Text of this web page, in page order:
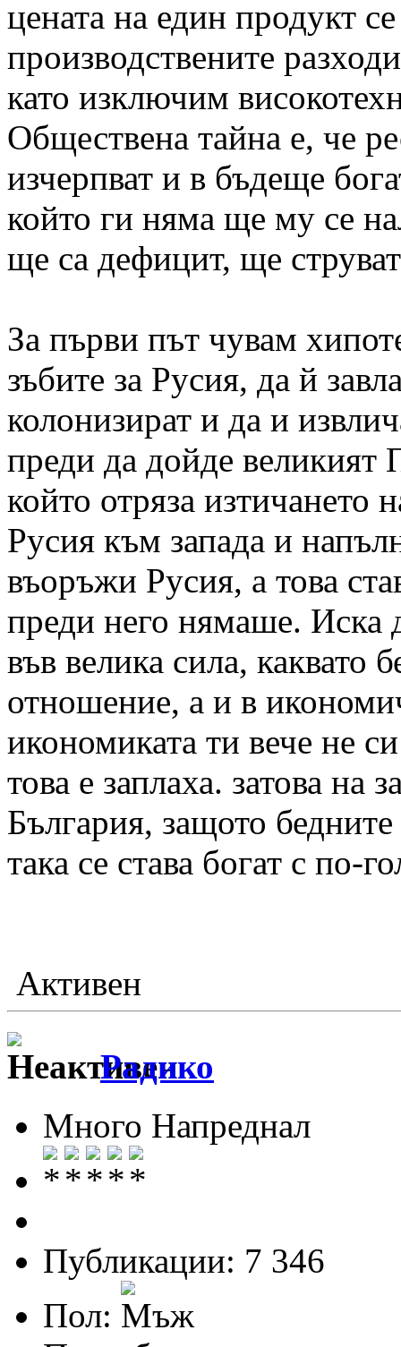
цената на един продукт
производствените
като изключим
Обществена тайна е, че
изчерпват и в бъдеще
който ги няма ще му се
ще са дефицит, ще
За първи път чувам
зъбите за Русия, да й
колонизират и да и
преди да дойде великият
който отряза изтичането
Русия към запада и
въоръжи Русия, а това
преди него нямаше. Иска
във велика сила, каквато
отношение, а и в
икономиката ти вече не
това е заплаха. затова на
България, защото бедните
така се става богат с по-
Активен
Радико
Много Напреднал
Публикации: 7 346
Пол: